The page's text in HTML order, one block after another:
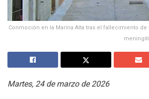
Conmoción en la Marina Alta tras el fallecimiento de
Martes, 24 de marzo de 2026